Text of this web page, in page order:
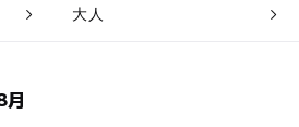
大人
月